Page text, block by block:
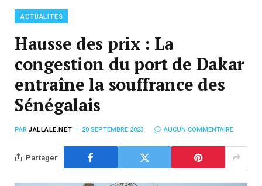
ACTUALITÉS
Hausse des prix : La
congestion du port de Dakar
entraîne la souffrance des
Sénégalais
PAR JALLALE.NET 20 SEPTEMBRE 2023 AUCUN COMMENTAIRE
Partager